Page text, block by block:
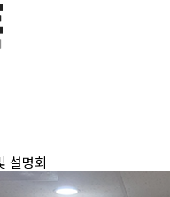
설명회